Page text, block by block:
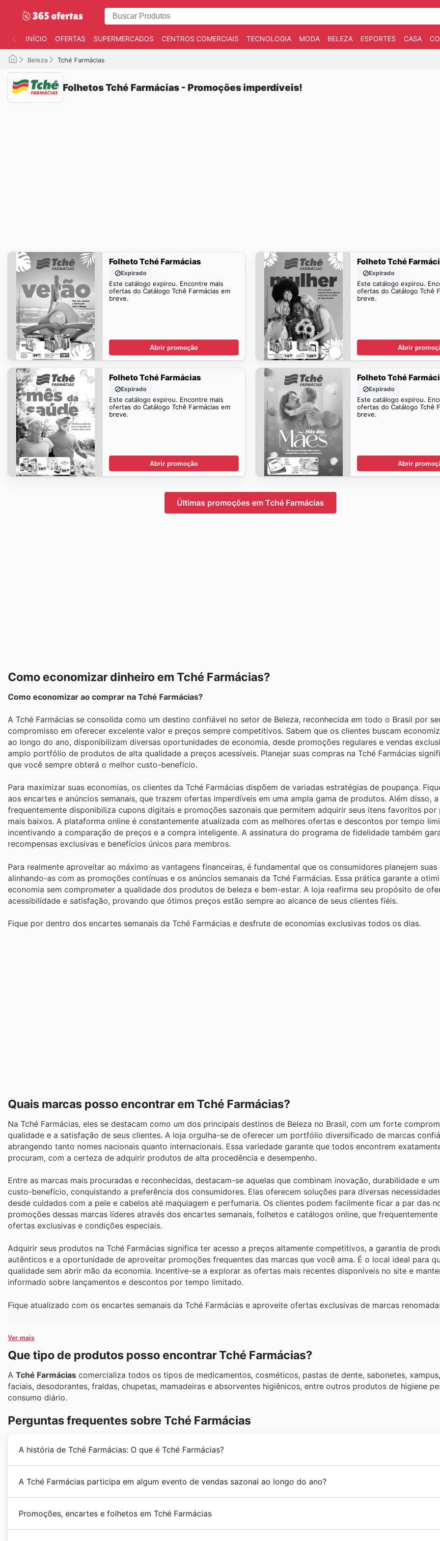
INÍCIO OFERTAS SUPERMERCADOS CENTROS COMERCIAIS TECNOLOGIA MODA BELEZA ESPORTES CASA
Beleza Tché Farmácias
Folhetos Tché Farmácias - Promoções imperdíveis!
Folheto Tché Farmácias
Expirado
Este catálogo expirou. Encontre mais
ofertas do Catálogo Tchê Farmácias em
breve.
Abrir promoção
Folheto Tché
Expirado
Este catálogo expirou.
ofertas do Catálogo Tchê
breve.
Abrir
Folheto Tché Farmácias
Expirado
Este catálogo expirou. Encontre mais
ofertas do Catálogo Tchê Farmácias em
breve.
Abrir promoção
Folheto Tché
Expirado
Este catálogo expirou.
ofertas do Catálogo Tchê
breve.
Abrir
Últimas promoções em Tché Farmácias
Como economizar dinheiro em Tché Farmácias?
Como economizar ao comprar na Tché Farmácias?
A Tché Farmácias se consolida como um destino confiável no setor de Beleza, reconhecida em todo o Brasil por
compromisso em oferecer excelente valor e preços sempre competitivos. Sabem que os clientes buscam
ao longo do ano, disponibilizam diversas oportunidades de economia, desde promoções regulares e vendas
amplo portfólio de produtos de alta qualidade a preços acessíveis. Planejar suas compras na Tché Farmácias
que você sempre obterá o melhor custo-benefício.
Para maximizar suas economias, os clientes da Tché Farmácias dispõem de variadas estratégias de poupança.
aos encartes e anúncios semanais, que trazem ofertas imperdíveis em uma ampla gama de produtos. Além disso,
frequentemente disponibiliza cupons digitais e promoções sazonais que permitem adquirir seus itens favoritos por
mais baixos. A plataforma online é constantemente atualizada com as melhores ofertas e descontos por tempo
incentivando a comparação de preços e a compra inteligente. A assinatura do programa de fidelidade também
recompensas exclusivas e benefícios únicos para membros.
Para realmente aproveitar ao máximo as vantagens financeiras, é fundamental que os consumidores planejem suas
alinhando-as com as promoções contínuas e os anúncios semanais da Tché Farmácias. Essa prática garante a
economia sem comprometer a qualidade dos produtos de beleza e bem-estar. A loja reafirma seu propósito de
acessibilidade e satisfação, provando que ótimos preços estão sempre ao alcance de seus clientes fiéis.
Fique por dentro dos encartes semanais da Tché Farmácias e desfrute de economias exclusivas todos os dias.
Quais marcas posso encontrar em Tché Farmácias?
Na Tché Farmácias, eles se destacam como um dos principais destinos de Beleza no Brasil, com um forte
qualidade e a satisfação de seus clientes. A loja orgulha-se de oferecer um portfólio diversificado de marcas
abrangendo tanto nomes nacionais quanto internacionais. Essa variedade garante que todos encontrem
procuram, com a certeza de adquirir produtos de alta procedência e desempenho.
Entre as marcas mais procuradas e reconhecidas, destacam-se aquelas que combinam inovação, durabilidade e
custo-benefício, conquistando a preferência dos consumidores. Elas oferecem soluções para diversas
desde cuidados com a pele e cabelos até maquiagem e perfumaria. Os clientes podem facilmente ficar a par das
promoções dessas marcas líderes através dos encartes semanais, folhetos e catálogos online, que frequentemente
ofertas exclusivas e condições especiais.
Adquirir seus produtos na Tché Farmácias significa ter acesso a preços altamente competitivos, a garantia de
autênticos e a oportunidade de aproveitar promoções frequentes das marcas que você ama. É o local ideal para
qualidade sem abrir mão da economia. Incentive-se a explorar as ofertas mais recentes disponíveis no site e
informado sobre lançamentos e descontos por tempo limitado.
Fique atualizado com os encartes semanais da Tché Farmácias e aproveite ofertas exclusivas de marcas
Ver mais
Que tipo de produtos posso encontrar Tché Farmácias?
A Tché Farmácias comercializa todos os tipos de medicamentos, cosméticos, pastas de dente, sabonetes,
faciais, desodorantes, fraldas, chupetas, mamadeiras e absorventes higiênicos, entre outros produtos de higiene
consumo diário.
Perguntas frequentes sobre Tché Farmácias
A história de Tché Farmácias: O que é Tché Farmácias?
produtos farmacêuticos a preços acessíveis e com descontos a todas as famílias do Rio de Grande do Sul.
Possui mais de 130 lojas físicas distribuídas por todo o estado do Rio de Grande do Sul e um canal de vendas
com entrega em domicílio.
A Tché Farmácias participa em algum evento de vendas sazonal ao longo do ano?
mais fácil para você economizar em suas compras. Ao navegar por nossos
brochuras, você encontrará descontos especiais para eventos como a Black Friday, Cyber Monday, Natal e
Promoções, encartes e folhetos em Tché Farmácias